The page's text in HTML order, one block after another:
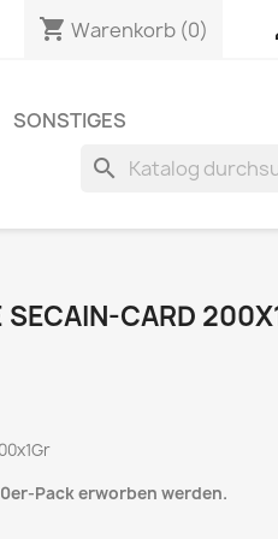
shopping_cart Warenkorb (0)
SONSTIGES
search
SECAIN-CARD
Pack erworben werden.